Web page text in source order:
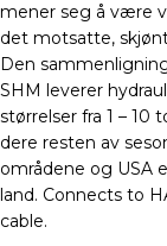
mener seg å være
det motsatte,
Den
SHM leverer
størrelser fra 1 – 10
dere resten av
områdene og USA
land. Connects to
cable.